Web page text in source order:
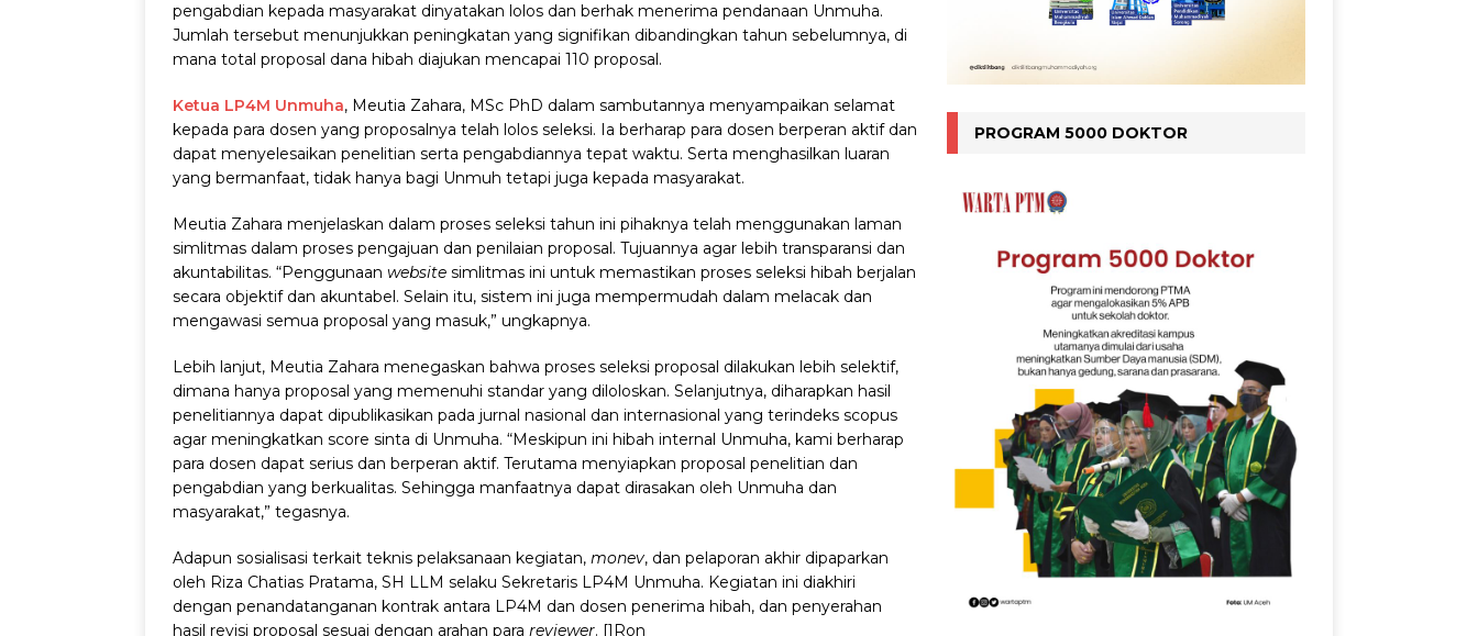
pengabdian kepada masyarakat dinyatakan lolos dan berhak menerima pendanaan Unmuha.
Jumlah tersebut menunjukkan peningkatan yang signifikan dibandingkan tahun sebelumnya, di
mana total proposal dana hibah diajukan mencapai 110 proposal.
Ketua LP4M Unmuha, Meutia Zahara, MSc PhD dalam sambutannya menyampaikan selamat
kepada para dosen yang proposalnya telah lolos seleksi. Ia berharap para dosen berperan aktif dan
dapat menyelesaikan penelitian serta pengabdiannya tepat waktu. Serta menghasilkan luaran
yang bermanfaat, tidak hanya bagi Unmuh tetapi juga kepada masyarakat.
Meutia Zahara menjelaskan dalam proses seleksi tahun ini pihaknya telah menggunakan laman
simlitmas dalam proses pengajuan dan penilaian proposal. Tujuannya agar lebih transparansi dan
akuntabilitas. “Penggunaan website simlitmas ini untuk memastikan proses seleksi hibah berjalan
secara objektif dan akuntabel. Selain itu, sistem ini juga mempermudah dalam melacak dan
mengawasi semua proposal yang masuk,” ungkapnya.
Lebih lanjut, Meutia Zahara menegaskan bahwa proses seleksi proposal dilakukan lebih selektif,
dimana hanya proposal yang memenuhi standar yang diloloskan. Selanjutnya, diharapkan hasil
penelitiannya dapat dipublikasikan pada jurnal nasional dan internasional yang terindeks scopus
agar meningkatkan score sinta di Unmuha. “Meskipun ini hibah internal Unmuha, kami berharap
para dosen dapat serius dan berperan aktif. Terutama menyiapkan proposal penelitian dan
pengabdian yang berkualitas. Sehingga manfaatnya dapat dirasakan oleh Unmuha dan
masyarakat,” tegasnya.
Adapun sosialisasi terkait teknis pelaksanaan kegiatan, monev, dan pelaporan akhir dipaparkan
oleh Riza Chatias Pratama, SH LLM selaku Sekretaris LP4M Unmuha. Kegiatan ini diakhiri
dengan penandatanganan kontrak antara LP4M dan dosen penerima hibah, dan penyerahan
hasil revisi proposal sesuai dengan arahan para reviewer. []Ron
PROGRAM 5000 DOKTOR